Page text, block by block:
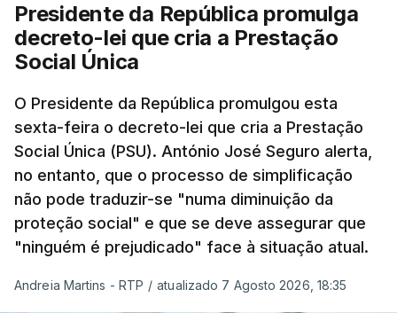
Presidente da República promulga
decreto-lei que cria a Prestação
Social Única
O Presidente da República promulgou esta
sexta-feira o decreto-lei que cria a Prestação
Social Única (PSU). António José Seguro alerta,
no entanto, que o processo de simplificação
não pode traduzir-se "numa diminuição da
proteção social" e que se deve assegurar que
"ninguém é prejudicado" face à situação atual.
Andreia Martins - RTP / atualizado 7 Agosto 2026, 18:35